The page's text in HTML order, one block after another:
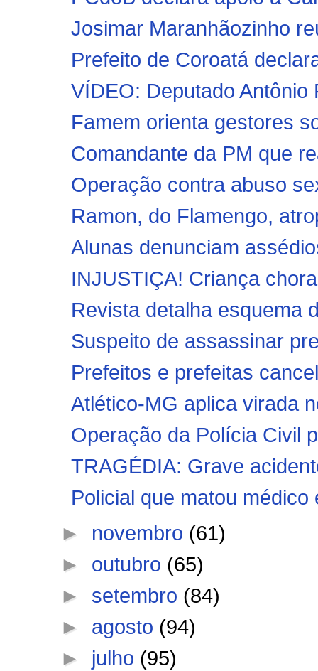
Josimar Maranhãozinho
Prefeito de Coroatá
VÍDEO: Deputado
Famem orienta gestores
Comandante da PM que
Operação contra abuso
Ramon, do Flamengo,
Alunas denunciam
INJUSTIÇA! Criança
Revista detalha esquema
Suspeito de assassinar
Prefeitos e prefeitas
Atlético-MG aplica virada
Operação da Polícia Civil
TRAGÉDIA: Grave
Policial que matou
► novembro (61)
► outubro (65)
► setembro (84)
► agosto (94)
► julho (95)